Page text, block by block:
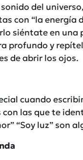
del
con “la energía
siéntate en
profundo y
de abrir los ojos.
cuando
las que te
“Soy luz” son